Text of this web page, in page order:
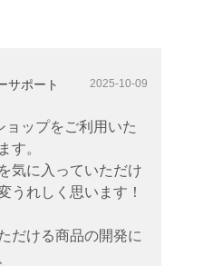
サポート 2025-10-09
ョップをご利用いた
す。
気に入っていただけ
うれしく思います！
だける商品の開発に